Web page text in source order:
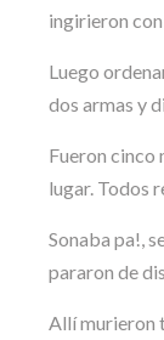
ingirieron
Luego
dos armas y
Fueron cinco
lugar. Todos
Sonaba pa!,
pararon de
Allí murieron